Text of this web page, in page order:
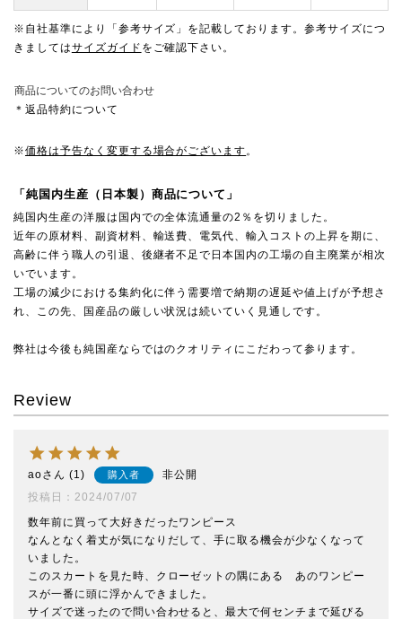
※自社基準により「参考サイズ」を記載しております。参考サイズにつ
きましてはサイズガイド をご確認下さい。
商品についてのお問い合わせ
＊返品特約について
※価格は予告なく変更する場合がございます 。
「純国内生産（日本製）商品について」
純国内生産の洋服は国内での全体流通量の2％を切りました。
近年の原材料、副資材料、輸送費、電気代、輸入コストの上昇を期に、
高齢に伴う職人の引退、後継者不足で日本国内の工場の自主廃業が相次
いでいます。
工場の減少における集約化に伴う需要増で納期の遅延や値上げが予想さ
れ、この先、国産品の厳しい状況は続いていく見通しです。
弊社は今後も純国産ならではのクオリティにこだわって参ります。
Review
ao 1 購入者
非公開
投稿日
2024/07/07
数年前に買って大好きだったワンピース
なんとなく着丈が気になりだして、手に取る機会が少なくなって
いました。
このスカートを見た時、クローゼットの隅にある　あのワンピー
スが一番に頭に浮かんできました。
サイズで迷ったので問い合わせると、最大で何センチまで延びる